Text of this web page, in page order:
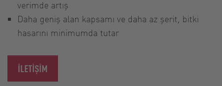
verimde artış
Daha geniş alan kapsamı ve daha az şerit, bitki
hasarını minimumda tutar
İLETIŞIM